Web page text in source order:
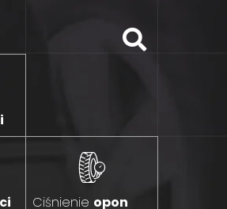
Ciśnienie opon